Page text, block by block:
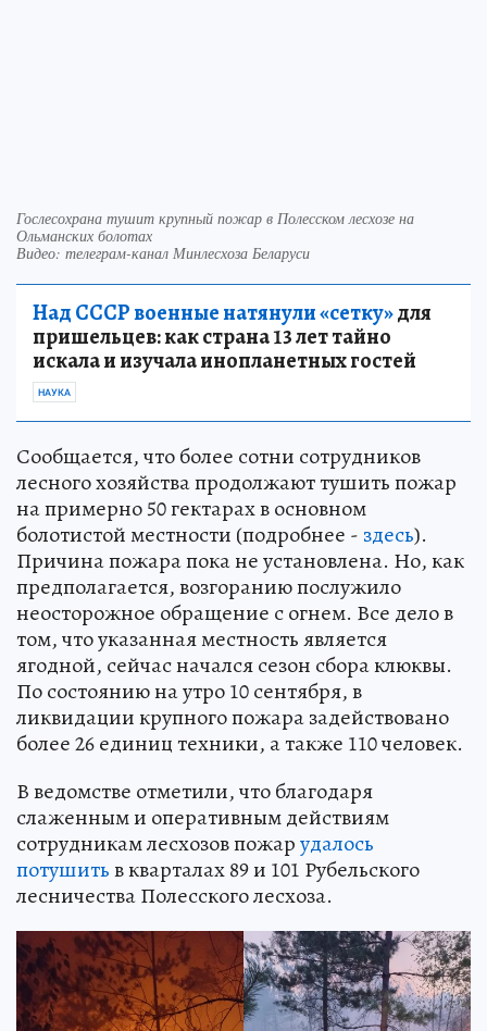
Гослесохрана тушит крупный пожар в Полесском лесхозе на
Ольманских болотах
Видео: телеграм-канал Минлесхоза Беларуси
Над СССР военные натянули «сетку»для
пришельцев: как страна 13 лет тайно
искала и изучала инопланетных гостей
НАУКА
Сообщается, что более сотни сотрудников
лесного хозяйства продолжают тушить пожар
на примерно 50 гектарах в основном
болотистой местности (подробнее - здесь).
Причина пожара пока не установлена. Но, как
предполагается, возгоранию послужило
неосторожное обращение с огнем. Все дело в
том, что указанная местность является
ягодной, сейчас начался сезон сбора клюквы.
По состоянию на утро 10 сентября, в
ликвидации крупного пожара задействовано
более 26 единиц техники, а также 110 человек.
В ведомстве отметили, что благодаря
слаженным и оперативным действиям
сотрудникам лесхозов пожарудалось
потушитьв кварталах 89 и 101 Рубельского
лесничества Полесского лесхоза.